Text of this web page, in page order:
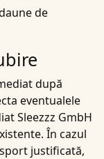
de
după
eventualele
Sleezzz GmbH
În cazul
justificată,